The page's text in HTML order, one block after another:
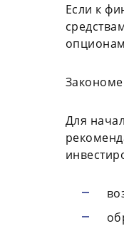
Если к
Для